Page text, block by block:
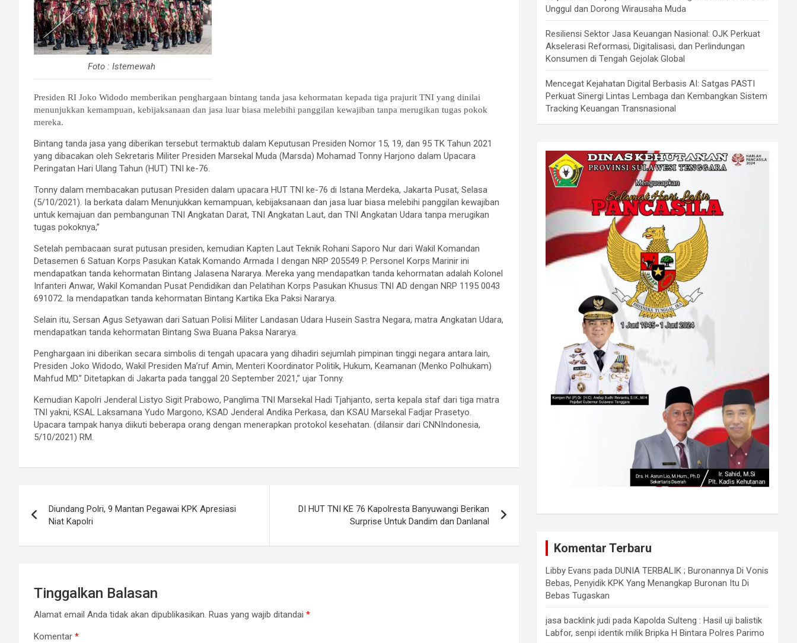
Foto : Istemewah
Presiden RI Joko Widodo memberikan penghargaan bintang tanda jasa kehormatan kepada tiga prajurit TNI yang dinilai
menunjukkan kemampuan, kebijaksanaan dan jasa luar biasa melebihi panggilan kewajiban tanpa merugikan tugas pokok
mereka.
Bintang tanda jasa yang diberikan tersebut termaktub dalam Keputusan Presiden Nomor 15, 19, dan 95 TK Tahun 2021
yang dibacakan oleh Sekretaris Militer Presiden Marsekal Muda (Marsda) Mohamad Tonny Harjono dalam Upacara
Peringatan Hari Ulang Tahun (HUT) TNI ke-76.
Tonny dalam membacakan putusan Presiden dalam upacara HUT TNI ke-76 di Istana Merdeka, Jakarta Pusat, Selasa
(5/10/2021). Ia berkata dalam Menunjukkan kemampuan, kebijaksanaan dan jasa luar biasa melebihi panggilan kewajiban
untuk kemajuan dan pembangunan TNI Angkatan Darat, TNI Angkatan Laut, dan TNI Angkatan Udara tanpa merugikan
tugas pokoknya,”
Setelah pembacaan surat putusan presiden, kemudian Kapten Laut Teknik Rohani Saporo Nur dari Wakil Komandan
Detasemen 6 Satuan Korps Pasukan Katak Komando Armada I dengan NRP 205549 P. Personel Korps Marinir ini
mendapatkan tanda kehormatan Bintang Jalasena Nararya. Mereka yang mendapatkan tanda kehormatan adalah Kolonel
Infanteri Anwar, Wakil Komandan Pusat Pendidikan dan Pelatihan Korps Pasukan Khusus TNI AD dengan NRP 1195 0043
691072. Ia mendapatkan tanda kehormatan Bintang Kartika Eka Paksi Nararya.
Selain itu, Sersan Agus Setyawan dari Satuan Polisi Militer Landasan Udara Husein Sastra Negara, matra Angkatan Udara,
mendapatkan tanda kehormatan Bintang Swa Buana Paksa Nararya.
Penghargaan ini diberikan secara simbolis di tengah upacara yang dihadiri sejumlah pimpinan tinggi negara antara lain,
Presiden Joko Widodo, Wakil Presiden Ma’ruf Amin, Menteri Koordinator Politik, Hukum, Keamanan (Menko Polhukam)
Mahfud MD.” Ditetapkan di Jakarta pada tanggal 20 September 2021,” ujar Tonny.
Kemudian Kapolri Jenderal Listyo Sigit Prabowo, Panglima TNI Marsekal Hadi Tjahjanto, serta kepala staf dari tiga matra
TNI yakni, KSAL Laksamana Yudo Margono, KSAD Jenderal Andika Perkasa, dan KSAU Marsekal Fadjar Prasetyo.
Upacara tampak hanya diikuti beberapa orang dengan menerapkan protokol kesehatan. (dilansir dari CNNIndonesia,
5/10/2021) RM.
pos
Diundang Polri, 9 Mantan Pegawai KPK Apresiasi
Niat Kapolri
DI HUT TNI KE 76 Kapolresta Banyuwangi Berikan
Surprise Untuk Dandim dan Danlanal
Tinggalkan Balasan
Alamat email Anda tidak akan dipublikasikan. Ruas yang wajib ditandai *
Komentar *
Unggul dan Dorong Wirausaha Muda
Resiliensi Sektor Jasa Keuangan Nasional: OJK Perkuat
Akselerasi Reformasi, Digitalisasi, dan Perlindungan
Konsumen di Tengah Gejolak Global
Mencegat Kejahatan Digital Berbasis AI: Satgas PASTI
Perkuat Sinergi Lintas Lembaga dan Kembangkan Sistem
Tracking Keuangan Transnasional
Komentar Terbaru
Libby Evans pada DUNIA TERBALIK ; Buronannya Di Vonis
Bebas, Penyidik KPK Yang Menangkap Buronan Itu Di
Bebas Tugaskan
jasa backlink judi pada Kapolda Sulteng : Hasil uji balistik
Labfor, senpi identik milik Bripka H Bintara Polres Parimo